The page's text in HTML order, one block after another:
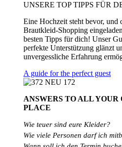
UNSERE TOP TIPPS FÜR
Eine Hochzeit steht bevor, und
Brautkleid-Shopping
besten Tipps für dich! Unser
perfekte Unterstützung glänzt
unvergessliche Erfahrung
A guide for the perfect guest
ANSWERS TO ALLYOUR
PLACE
Wie teuer sind eure Kleider?
Wie viele Personen darf ich